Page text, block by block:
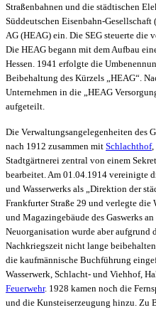
Straßenbahnen und die städtischen
Süddeutschen Eisenbahn-Gesellschaft
AG (HEAG) ein. Die SEG steuerte die
Die HEAG begann mit dem Aufbau
Hessen. 1941 erfolgte die
Beibehaltung des Kürzels „HEAG“.
Unternehmen in die „HEAG
aufgeteilt.
Die Verwaltungsangelegenheiten des
nach 1912 zusammen mit Schlachthof,
Stadtgärtnerei zentral von einem
bearbeitet. Am 01.04.1914 vereinigte
und Wasserwerks als „Direktion der
Frankfurter Straße 29 und verlegte die
und Magazingebäude des Gaswerks
Neuorganisation wurde aber aufgrund
Nachkriegszeit nicht lange
die kaufmännische Buchführung
Wasserwerk, Schlacht- und Viehhof,
Feuerwehr. 1928 kamen noch die
und die Kunsteiserzeugung hinzu. Zu